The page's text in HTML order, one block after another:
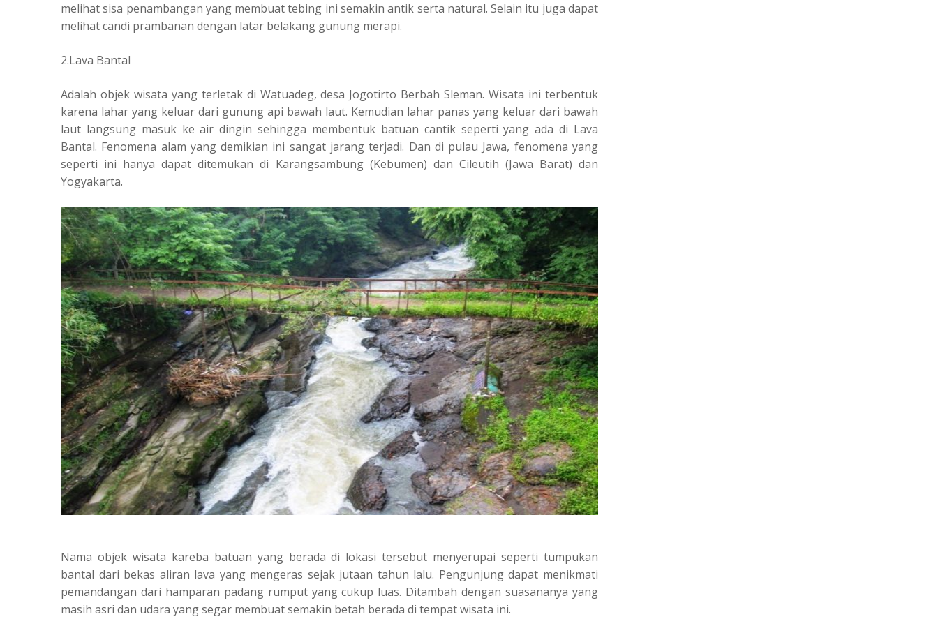
melihat sisa penambangan yang membuat tebing ini semakin antik serta natural. Selain itu juga dapat
melihat candi prambanan dengan latar belakang gunung merapi.
2.Lava Bantal
Adalah objek wisata yang terletak di Watuadeg, desa Jogotirto Berbah Sleman. Wisata ini terbentuk
karena lahar yang keluar dari gunung api bawah laut. Kemudian lahar panas yang keluar dari bawah
laut langsung masuk ke air dingin sehingga membentuk batuan cantik seperti yang ada di Lava
Bantal. Fenomena alam yang demikian ini sangat jarang terjadi. Dan di pulau Jawa, fenomena yang
seperti ini hanya dapat ditemukan di Karangsambung (Kebumen) dan Cileutih (Jawa Barat) dan
Yogyakarta.
Nama objek wisata kareba batuan yang berada di lokasi tersebut menyerupai seperti tumpukan
bantal dari bekas aliran lava yang mengeras sejak jutaan tahun lalu. Pengunjung dapat menikmati
pemandangan dari hamparan padang rumput yang cukup luas. Ditambah dengan suasananya yang
masih asri dan udara yang segar membuat semakin betah berada di tempat wisata ini.